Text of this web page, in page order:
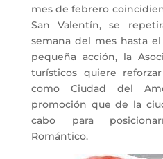
mes de febrero
San Valentín, se
semana del mes hasta
pequeña acción, la
turísticos quiere
como Ciudad del
promoción que de la
cabo para
Romántico.